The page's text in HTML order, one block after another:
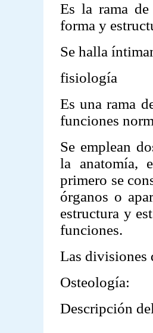
Es la rama
forma y
Se halla
fisiología
Es una rama
funciones
Se emplean
la anatomía,
primero se
órganos o
estructura y
funciones.
Las divisiones
Osteología:
Descripción